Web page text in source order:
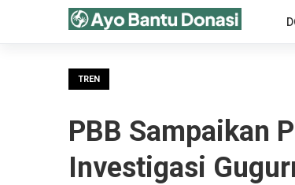
TREN
PBB Sampaikan
Investigasi